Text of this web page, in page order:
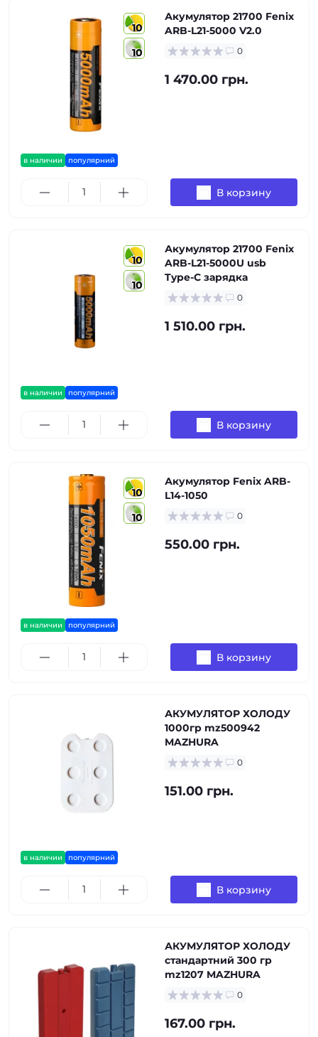
10
10
в наличии популярний
Акумулятор 21700 Fenix
ARB-L21-5000 V2.0
0
1 470.00 грн.
В корзину
10
10
в наличии популярний
Акумулятор 21700 Fenix
ARB-L21-5000U usb
Type-C зарядка
0
1 510.00 грн.
В корзину
10
10
в наличии популярний
Акумулятор Fenix ARB-
L14-1050
0
550.00 грн.
В корзину
в наличии популярний
АКУМУЛЯТОР ХОЛОДУ
1000гр mz500942
MAZHURA
0
151.00 грн.
В корзину
АКУМУЛЯТОР ХОЛОДУ
стандартний 300 гр
mz1207 MAZHURA
0
167.00 грн.